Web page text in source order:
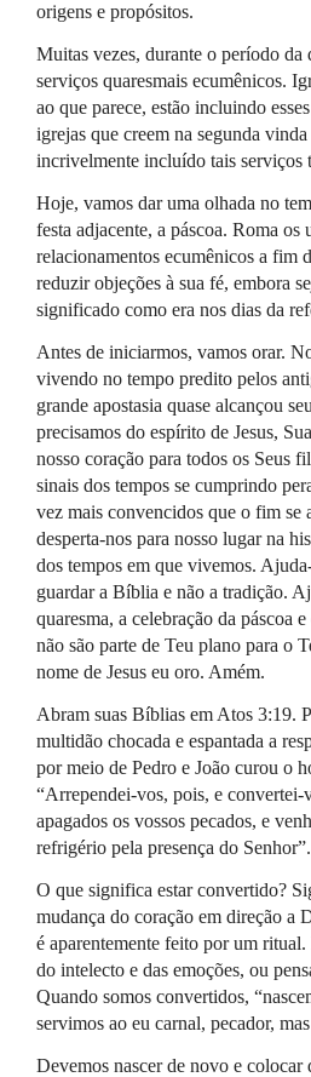
origens e propósitos.
Muitas vezes, durante o período da
serviços quaresmais ecumênicos.
ao que parece, estão incluindo
igrejas que creem na segunda
incrivelmente incluído tais serviços
Hoje, vamos dar uma olhada no
festa adjacente, a páscoa. Roma os
relacionamentos ecumênicos a fim
reduzir objeções à sua fé, embora
significado como era nos dias da
Antes de iniciarmos, vamos orar.
vivendo no tempo predito pelos
grande apostasia quase alcançou
precisamos do espírito de Jesus,
nosso coração para todos os Seus
sinais dos tempos se cumprindo
vez mais convencidos que o fim se
desperta-nos para nosso lugar na
dos tempos em que vivemos.
guardar a Bíblia e não a tradição.
quaresma, a celebração da páscoa
não são parte de Teu plano para o
nome de Jesus eu oro. Amém.
Abram suas Bíblias em Atos 3:19.
multidão chocada e espantada a
por meio de Pedro e João curou o
“Arrependei-vos, pois, e convertei-
apagados os vossos pecados, e
refrigério pela presença do Senhor”.
O que significa estar convertido?
mudança do coração em direção a
é aparentemente feito por um
do intelecto e das emoções, ou
Quando somos convertidos,
servimos ao eu carnal, pecador,
Devemos nascer de novo e colocar